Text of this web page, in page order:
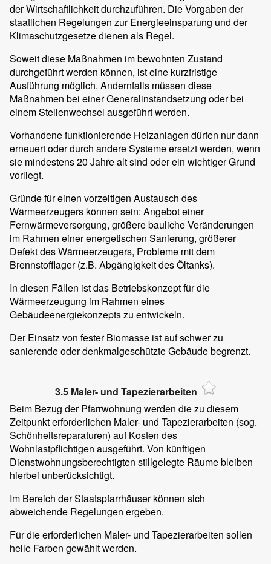
der Wirtschaftlichkeit durchzuführen. Die Vorgaben der
staatlichen Regelungen zur Energieeinsparung und der
Klimaschutzgesetze dienen als Regel.
Soweit diese Maßnahmen im bewohnten Zustand
durchgeführt werden können, ist eine kurzfristige
Ausführung möglich. Andernfalls müssen diese
Maßnahmen bei einer Generalinstandsetzung oder bei
einem Stellenwechsel ausgeführt werden.
Vorhandene funktionierende Heizanlagen dürfen nur dann
erneuert oder durch andere Systeme ersetzt werden, wenn
sie mindestens 20 Jahre alt sind oder ein wichtiger Grund
vorliegt.
Gründe für einen vorzeitigen Austausch des
Wärmeerzeugers können sein: Angebot einer
Fernwärmeversorgung, größere bauliche Veränderungen
im Rahmen einer energetischen Sanierung, größerer
Defekt des Wärmeerzeugers, Probleme mit dem
Brennstofflager (z.B. Abgängigkeit des Öltanks).
In diesen Fällen ist das Betriebskonzept für die
Wärmeerzeugung im Rahmen eines
Gebäudeenergiekonzepts zu entwickeln.
Der Einsatz von fester Biomasse ist auf schwer zu
sanierende oder denkmalgeschützte Gebäude begrenzt.
3.5 Maler- und Tapezierarbeiten
Beim Bezug der Pfarrwohnung werden die zu diesem
Zeitpunkt erforderlichen Maler- und Tapezierarbeiten (sog.
Schönheitsreparaturen) auf Kosten des
Wohnlastpflichtigen ausgeführt. Von künftigen
Dienstwohnungsberechtigten stillgelegte Räume bleiben
hierbei unberücksichtigt.
Im Bereich der Staatspfarrhäuser können sich
abweichende Regelungen ergeben.
Für die erforderlichen Maler- und Tapezierarbeiten sollen
helle Farben gewählt werden.